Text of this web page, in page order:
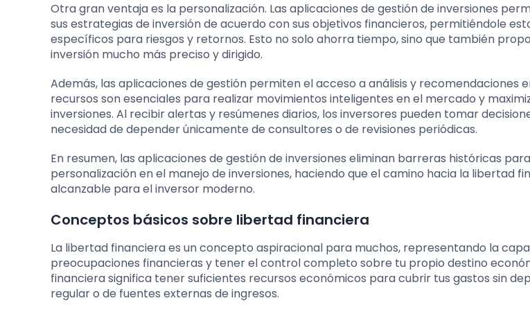
Otra gran ventaja es la personalización. Las aplicaciones de gestión de inversiones
sus estrategias de inversión de acuerdo con sus objetivos financieros, permitiéndole
específicos para riesgos y retornos. Esto no solo ahorra tiempo, sino que también
inversión mucho más preciso y dirigido.
Además, las aplicaciones de gestión permiten el acceso a análisis y recomendaciones
recursos son esenciales para realizar movimientos inteligentes en el mercado y
inversiones. Al recibir alertas y resúmenes diarios, los inversores pueden tomar
necesidad de depender únicamente de consultores o de revisiones periódicas.
En resumen, las aplicaciones de gestión de inversiones eliminan barreras históricas
personalización en el manejo de inversiones, haciendo que el camino hacia la libertad
alcanzable para el inversor moderno.
Conceptos básicos sobre libertad financiera
La libertad financiera es un concepto aspiracional para muchos, representando la
preocupaciones financieras y tener el control completo sobre tu propio destino
financiera significa tener suficientes recursos económicos para cubrir tus gastos sin
regular o de fuentes externas de ingresos.